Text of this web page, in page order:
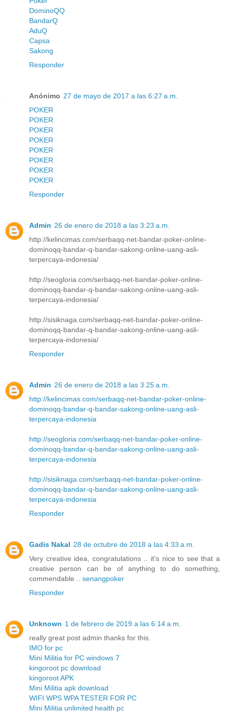
DominoQQ
BandarQ
AduQ
Capsa
Sakong
Responder
Anónimo 27 de mayo de 2017 a las 6:27 a.m.
POKER
POKER
POKER
POKER
POKER
POKER
POKER
POKER
Responder
Admin 26 de enero de 2018 a las 3:23 a.m.
http://kelincimas.com/serbaqq-net-bandar-poker-online-
dominoqq-bandar-q-bandar-sakong-online-uang-asli-
terpercaya-indonesia/
http://seogloria.com/serbaqq-net-bandar-poker-online-
dominoqq-bandar-q-bandar-sakong-online-uang-asli-
terpercaya-indonesia/
http://sisiknaga.com/serbaqq-net-bandar-poker-online-
dominoqq-bandar-q-bandar-sakong-online-uang-asli-
terpercaya-indonesia/
Responder
Admin 26 de enero de 2018 a las 3:25 a.m.
http://kelincimas.com/serbaqq-net-bandar-poker-online-
dominoqq-bandar-q-bandar-sakong-online-uang-asli-
terpercaya-indonesia
http://seogloria.com/serbaqq-net-bandar-poker-online-
dominoqq-bandar-q-bandar-sakong-online-uang-asli-
terpercaya-indonesia
http://sisiknaga.com/serbaqq-net-bandar-poker-online-
dominoqq-bandar-q-bandar-sakong-online-uang-asli-
terpercaya-indonesia
Responder
Gadis Nakal 28 de octubre de 2018 a las 4:33 a.m.
Very creative idea, congratulations .. it's nice to see that a
creative person can be of anything to do something,
commendable .. senangpoker
Responder
Unknown 1 de febrero de 2019 a las 6:14 a.m.
really great post admin thanks for this.
IMO for pc
Mini Militia for PC windows 7
kingoroot pc download
kingoroot APK
Mini Militia apk download
WIFI WPS WPA TESTER FOR PC
Mini Militia unlimited health pc